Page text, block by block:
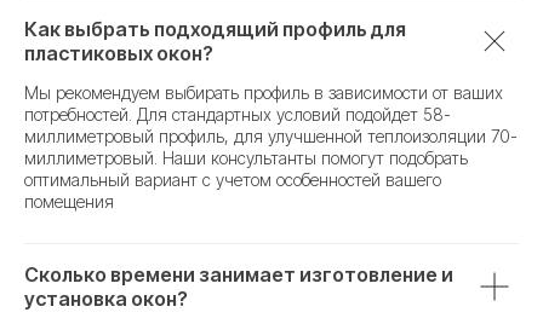
Как выбрать подходящий профиль для
пластиковых окон?
Мы рекомендуем выбирать профиль в зависимости от ваших
потребностей. Для стандартных условий подойдет 58-
миллиметровый профиль, для улучшенной теплоизоляции 70-
миллиметровый. Наши консультанты помогут подобрать
оптимальный вариант с учетом особенностей вашего
помещения
Сколько времени занимает изготовление и
установка окон?